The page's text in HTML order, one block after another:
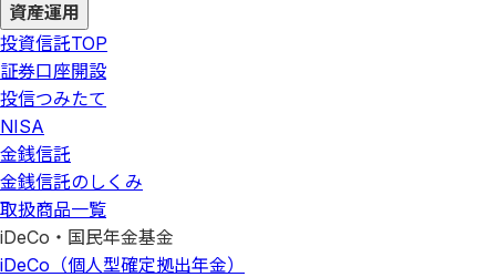
資産運用
投資信託TOP
証券口座開設
投信つみたて
NISA
金銭信託
金銭信託のしくみ
取扱商品一覧
iDeCo・国民年金基金
iDeCo（個人型確定拠出年金）